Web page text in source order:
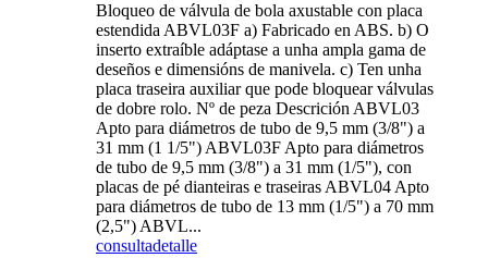
Bloqueo de válvula de bola axustable con placa
estendida ABVL03F a) Fabricado en ABS. b) O
inserto extraíble adáptase a unha ampla gama de
deseños e dimensións de manivela. c) Ten unha
placa traseira auxiliar que pode bloquear válvulas
de dobre rolo. Nº de peza Descrición ABVL03
Apto para diámetros de tubo de 9,5 mm (3/8") a
31 mm (1 1/5") ABVL03F Apto para diámetros
de tubo de 9,5 mm (3/8") a 31 mm (1/5"), con
placas de pé dianteiras e traseiras ABVL04 Apto
para diámetros de tubo de 13 mm (1/5") a 70 mm
(2,5") ABVL...
consultadetalle